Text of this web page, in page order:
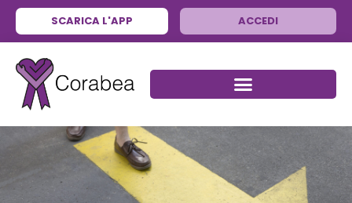
SCARICA L'APP ACCEDI